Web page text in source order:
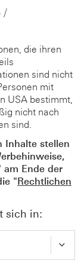
/
die ihren
sind nicht
mit
USA bestimmt,
nicht nach
sind.
Inhalte stellen
am Ende der
"Rechtlichen
sich in: